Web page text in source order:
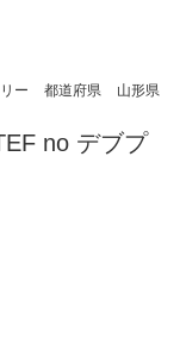
ー 都道府県 山形県
no デブプ